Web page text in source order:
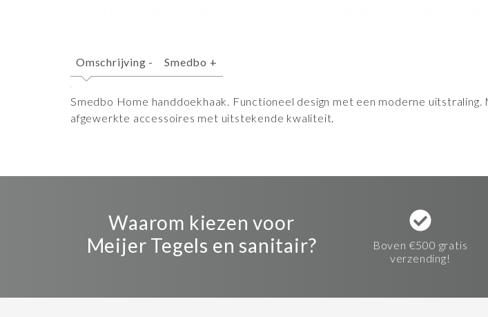
Omschrijving - Smedbo +
Smedbo Home handdoekhaak. Functioneel design met een moderne uitstraling.
afgewerkte accessoires met uitstekende kwaliteit.
Waarom kiezen voor
Meijer Tegels en sanitair?
Boven €500 gratis
verzending!